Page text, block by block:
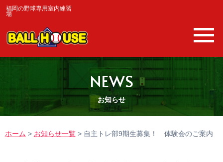
福岡の野球専用室内練習
場
NEWS
お知らせ
ホーム > お知らせ一覧> 自主トレ部9期生募集！ 体験会のご案内